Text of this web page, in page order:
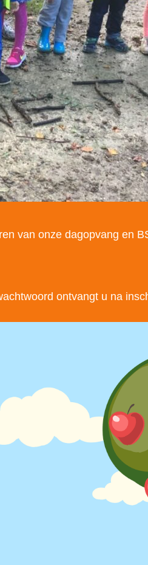
van onze dagopvang en
ontvangt u na